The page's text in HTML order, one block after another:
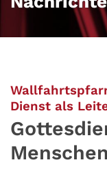
Dienst als
Menschen